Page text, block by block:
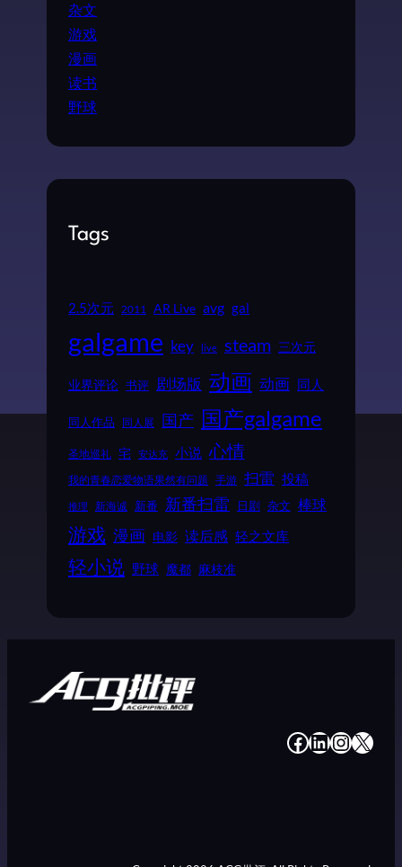
杂文
游戏
漫画
读书
野球
Tags
2.5次元 2011 AR Live avg gal
galgame key live steam 三次元
业界评论 书评 剧场版 动画 动画 同人
同人作品 同人展 国产 国产galgame
圣地巡礼 宅 安达充 小说 心情
我的青春恋爱物语果然有问题 手游 扫雷 投稿
推理 新海诚 新番 新番扫雷 日剧 杂文 棒球
游戏 漫画 电影 读后感 轻之文库
轻小说 野球 魔都 麻枝准
# # # #